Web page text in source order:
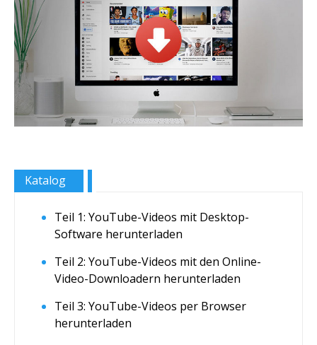
Katalog
Teil 1: YouTube-Videos mit Desktop-
Software herunterladen
Teil 2: YouTube-Videos mit den Online-
Video-Downloadern herunterladen
Teil 3: YouTube-Videos per Browser
herunterladen